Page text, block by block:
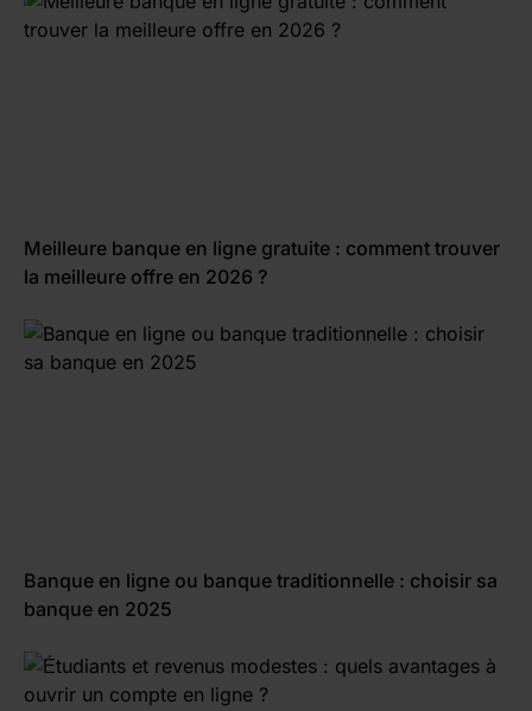
Meilleure banque en ligne gratuite : comment trouver
la meilleure offre en 2026 ?
Banque en ligne ou banque traditionnelle : choisir sa
banque en 2025